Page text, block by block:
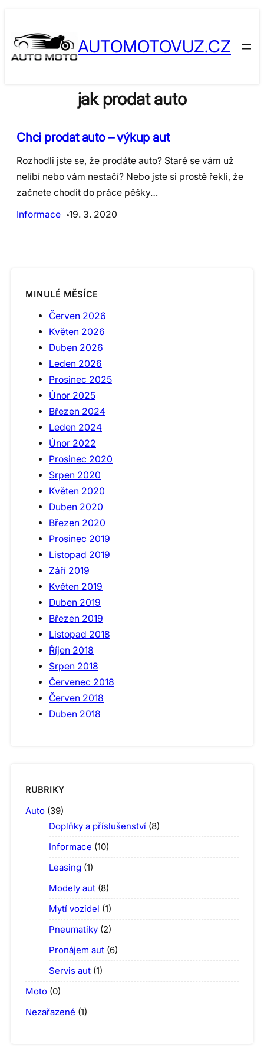
content
AUTOMOTOVUZ.CZ
jak prodat auto
Chci prodat auto – výkup aut
Rozhodli jste se, že prodáte auto? Staré se vám už
nelíbí nebo vám nestačí? Nebo jste si prostě řekli, že
začnete chodit do práce pěšky…
Informace
19. 3. 2020
MINULÉ MĚSÍCE
Červen 2026
Květen 2026
Duben 2026
Leden 2026
Prosinec 2025
Únor 2025
Březen 2024
Leden 2024
Únor 2022
Prosinec 2020
Srpen 2020
Květen 2020
Duben 2020
Březen 2020
Prosinec 2019
Listopad 2019
Září 2019
Květen 2019
Duben 2019
Březen 2019
Listopad 2018
Říjen 2018
Srpen 2018
Červenec 2018
Červen 2018
Duben 2018
RUBRIKY
Auto (39)
Doplňky a příslušenství (8)
Informace (10)
Leasing (1)
Modely aut (8)
Mytí vozidel (1)
Pneumatiky (2)
Pronájem aut (6)
Servis aut (1)
Moto (0)
Nezařazené (1)